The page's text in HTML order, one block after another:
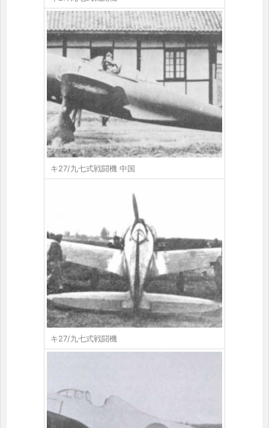
キ27/九七式戦闘機 中国
キ27/九七式戦闘機